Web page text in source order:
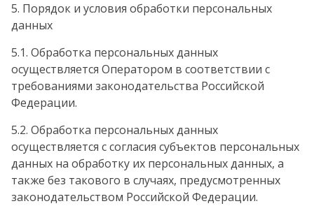
5. Порядок и условия обработки персональных
данных
5.1. Обработка персональных данных
осуществляется Оператором в соответствии с
требованиями законодательства Российской
Федерации.
5.2. Обработка персональных данных
осуществляется с согласия субъектов персональных
данных на обработку их персональных данных, а
также без такового в случаях, предусмотренных
законодательством Российской Федерации.